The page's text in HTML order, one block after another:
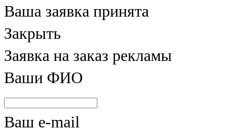
106,6 FM
Кадыбаш
105,2 FM
Казан
91,5 FM
Кайбыч
Ваша заявка принята
Закрыть
Заявка на заказ рекламы
Ваши ФИО
Ваш e-mail